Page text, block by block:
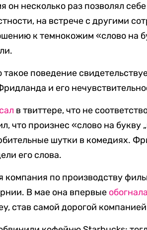
он несколько раз позволял
на встрече с другими
к темнокожим «слово на
такое поведение
и его
в твиттере, что не
что произнес «слово на букву
шутки в комедиях.
его слова.
по производству
В мае она впервые обогнала
став самой дорогой